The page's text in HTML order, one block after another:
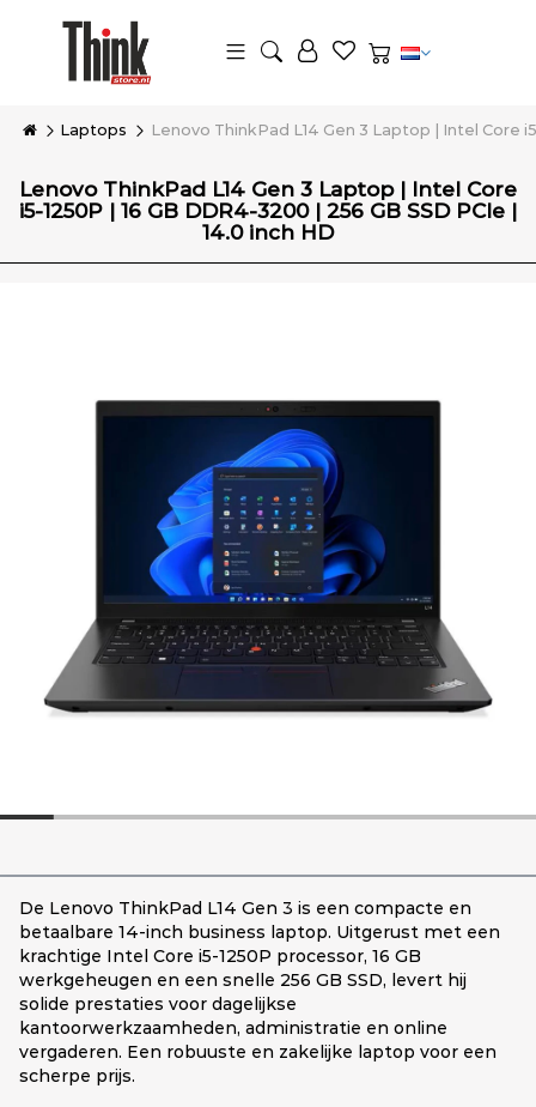
Laptops Lenovo ThinkPad L14 Gen 3 Laptop | Intel Core
Lenovo ThinkPad L14 Gen 3 Laptop | Intel Core
i5-1250P | 16 GB DDR4-3200 | 256 GB SSD PCIe |
14.0 inch HD
De Lenovo ThinkPad L14 Gen 3 is een compacte en
betaalbare 14-inch business laptop. Uitgerust met een
krachtige Intel Core i5-1250P processor, 16 GB
werkgeheugen en een snelle 256 GB SSD, levert hij
solide prestaties voor dagelijkse
kantoorwerkzaamheden, administratie en online
vergaderen. Een robuuste en zakelijke laptop voor een
scherpe prijs.